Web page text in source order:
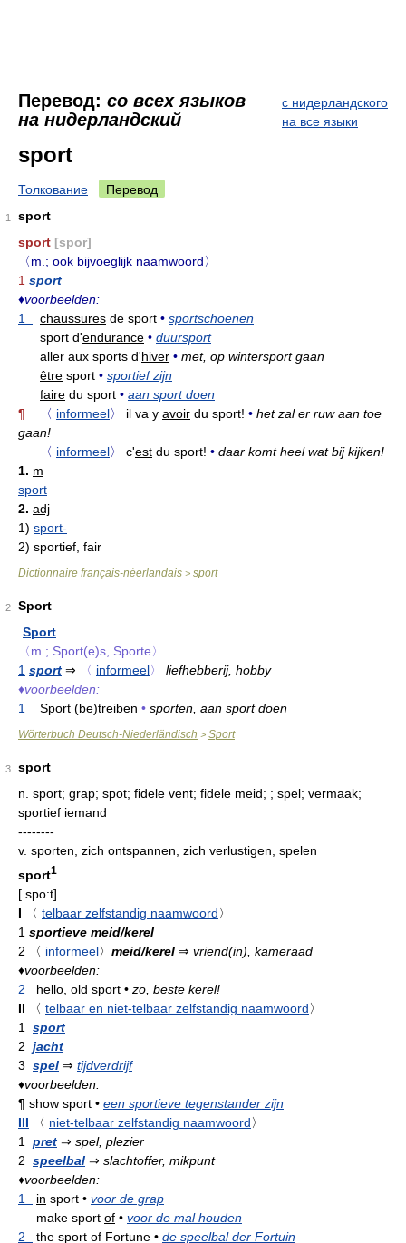
Перевод: со всех языков
на нидерландский
с нидерландского
на все языки
sport
Толкование Перевод
1
sport
sport [spor]
〈m.; ook bijvoeglijk naamwoord〉
1 sport
♦voorbeelden:
1
chaussures de sport • sportschoenen
sport d'endurance • duursport
aller aux sports d'hiver • met, op wintersport gaan
être sport • sportief zijn
faire du sport • aan sport doen
¶
〈 informeel〉 il va y avoir du sport! • het zal er ruw aan toe
gaan!
〈 informeel〉 c'est du sport! • daar komt heel wat bij kijken!
1. m
sport
2. adj
1) sport-
2) sportief, fair
Dictionnaire français-néerlandais > sport
2
Sport
Sport
〈m.; Sport(e)s, Sporte〉
1 sport ⇒ 〈 informeel〉
liefhebberij, hobby
♦voorbeelden:
1
Sport (be)treiben • sporten, aan sport doen
Wörterbuch Deutsch-Niederländisch > Sport
3
sport
n. sport; grap; spot; fidele vent; fidele meid; ; spel; vermaak;
sportief iemand
--------
v. sporten, zich ontspannen, zich verlustigen, spelen
sport1
[ spo:t]
I
〈 telbaar zelfstandig naamwoord〉
1 sportieve meid/kerel
2
〈 informeel〉 meid/kerel ⇒ vriend(in), kameraad
♦voorbeelden:
2
hello, old sport • zo, beste kerel!
II
〈 telbaar en niet-telbaar zelfstandig naamwoord〉
1
sport
2 jacht
3 spel ⇒ tijdverdrijf
♦voorbeelden:
¶ show sport • een sportieve tegenstander zijn
III
〈 niet-telbaar zelfstandig naamwoord〉
1
pret ⇒ spel, plezier
2 speelbal ⇒ slachtoffer, mikpunt
♦voorbeelden:
1
in sport • voor de grap
make sport of • voor de mal houden
2
the sport of Fortune • de speelbal der Fortuin